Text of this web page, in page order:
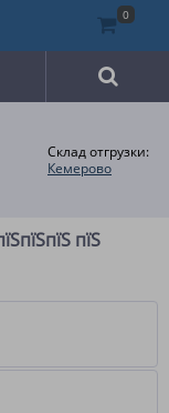
Склад отгрузки:
Кемерово
пїЅ
0